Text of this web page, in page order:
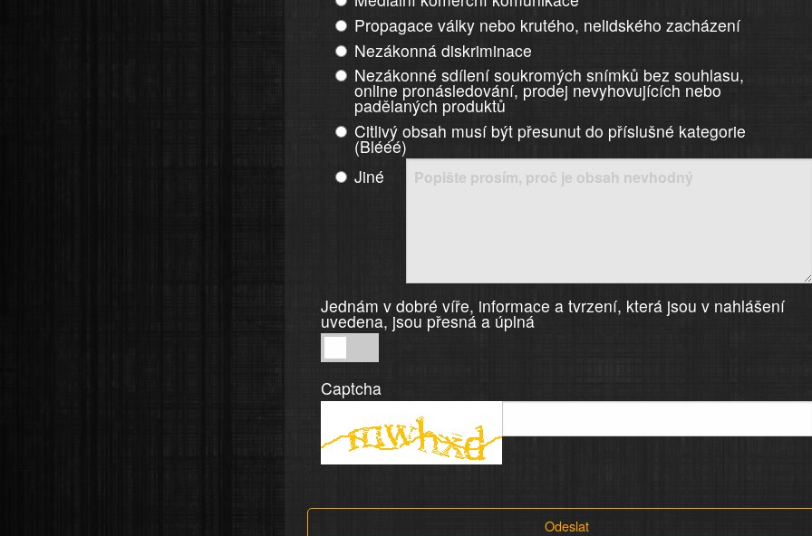
Propagace války nebo krutého, nelidského zacházení
Nezákonná diskriminace
Nezákonné sdílení soukromých snímků bez souhlasu,
online pronásledování, prodej nevyhovujících nebo
padělaných produktů
Citlivý obsah musí být přesunut do příslušné kategorie
(Blééé)
Jiné
Jednám v dobré víře, informace a tvrzení, která jsou v nahlášení
uvedena, jsou přesná a úplná
v
dobré
informace
Captcha
Odeslat